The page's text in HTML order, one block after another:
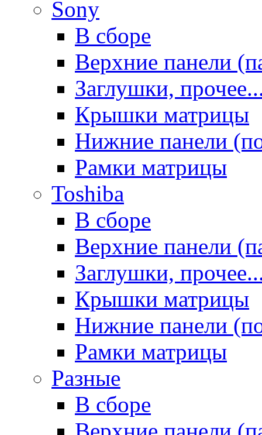
Sony
В сборе
Верхние панели
Заглушки,
Крышки матрицы
Нижние панели
Рамки матрицы
Toshiba
В сборе
Верхние панели
Заглушки,
Крышки матрицы
Нижние панели
Рамки матрицы
Разные
В сборе